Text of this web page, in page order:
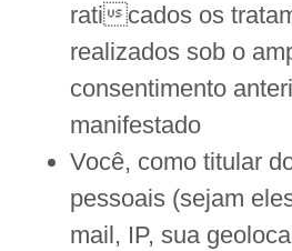
raticados os
realizados sob o
consentimento
manifestado
Você, como titular
pessoais (sejam
mail, IP, sua